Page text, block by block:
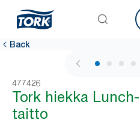
Back
1 / 6
477426
Tork hiekka
taitto